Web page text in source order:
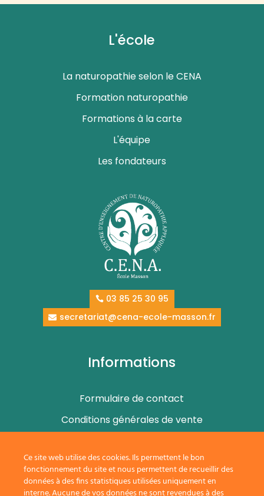
L'école
La naturopathie selon le CENA
Formation naturopathie
Formations à la carte
L'équipe
Les fondateurs
03 85 25 30 95
secretariat@cena-ecole-masson.fr
Informations
Formulaire de contact
Conditions générales de vente
Politique de confidentialité
Ce site web utilise des cookies. Ils permettent le bon
fonctionnement du site et nous permettent de recueillir des
données à des fins statistiques utilisées uniquement en